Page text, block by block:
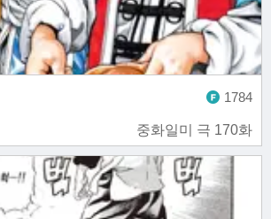
중화일미 극 170화
1784